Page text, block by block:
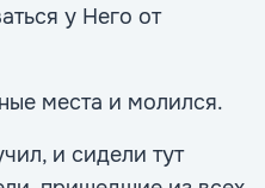
у Него от
места и молился.
и сидели тут